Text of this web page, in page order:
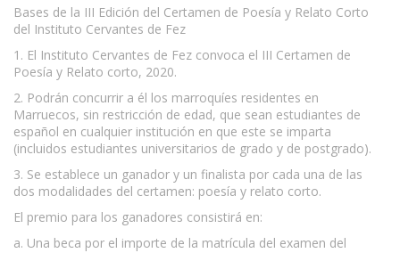
Bases de la III Edición del Certamen de Poesía y Relato Corto
del Instituto Cervantes de Fez
1. El Instituto Cervantes de Fez convoca el III Certamen de
Poesía y Relato corto, 2020.
2. Podrán concurrir a él los marroquíes residentes en
Marruecos, sin restricción de edad, que sean estudiantes de
español en cualquier institución en que este se imparta
(incluidos estudiantes universitarios de grado y de postgrado).
3. Se establece un ganador y un finalista por cada una de las
dos modalidades del certamen: poesía y relato corto.
El premio para los ganadores consistirá en:
a. Una beca por el importe de la matrícula del examen del